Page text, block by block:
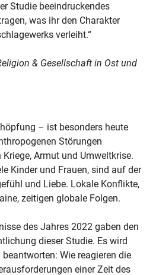
Studie beeindruckendes
was ihr den Charakter
verleiht.“
& Gesellschaft in Ost und
– ist besonders heute
Störungen
Armut und Umweltkrise.
Kinder und Frauen, sind auf der
und Liebe. Lokale Konflikte,
zeitigen globale Folgen.
des Jahres 2022 gaben den
dieser Studie. Es wird
Wie reagieren die
einer Zeit des